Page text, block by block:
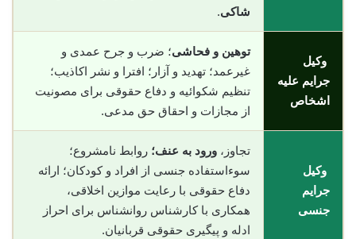
شاکی.
وکیل
جرایم علیه
اشخاص
توهین و فحاشی؛ ضرب و جرح عمدی و
غیرعمد؛ تهدید و آزار؛ افترا و نشر اکاذیب؛
تنظیم شکوائیه و دفاع حقوقی برای مصونیت
از مجازات و احقاق حق مدعی.
وکیل
جرایم
جنسی
تجاوز، ورود به عنف؛ روابط نامشروع؛
سوءاستفاده جنسی از افراد و کودکان؛ ارائه
دفاع حقوقی با رعایت موازین اخلاقی،
همکاری با کارشناس روانشناس برای احراز
ادله و پیگیری حقوقی قربانیان.